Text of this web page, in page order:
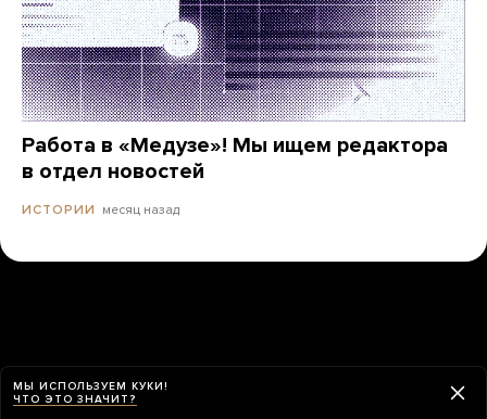
Работа в «Медузе»! Мы ищем редактора
в отдел новостей
ИСТОРИИ месяц назад
МЫ ИСПОЛЬЗУЕМ КУКИ!
ЧТО ЭТО ЗНАЧИТ?